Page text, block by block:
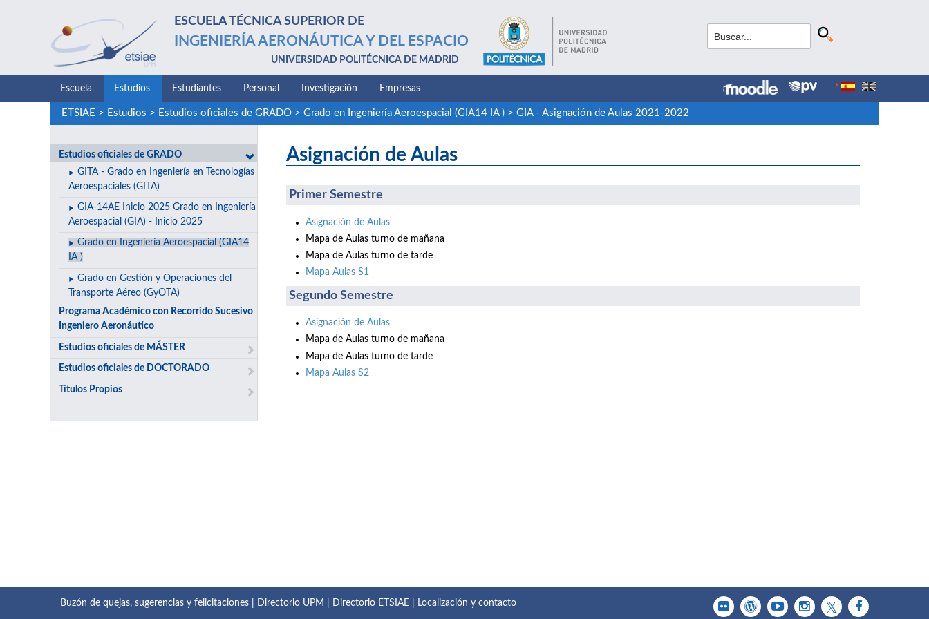
ESCUELA TÉCNICA SUPERIOR DE
INGENIERÍA AERONÁUTICA Y DEL ESPACIO
UNIVERSIDAD POLITÉCNICA DE MADRID
Escuela Estudios Estudiantes Personal Investigación Empresas
ETSIAE > Estudios > Estudios oficiales de GRADO> Grado en Ingeniería Aeroespacial (GIA14 IA )> GIA - Asignación de Aulas 2021-2022
Estudios oficiales de GRADO
GITA - Grado en Ingeniería en Tecnologías
Aeroespaciales (GITA)
GIA-14AE Inicio 2025 Grado en Ingeniería
Aeroespacial (GIA) - Inicio 2025
Grado en Ingeniería Aeroespacial (GIA14
IA )
Grado en Gestión y Operaciones del
Transporte Aéreo (GyOTA)
Programa Académico con Recorrido Sucesivo
Ingeniero Aeronáutico
Estudios oficiales de MÁSTER
Estudios oficiales de DOCTORADO
Títulos Propios
Asignación de Aulas
Primer Semestre
Asignación de Aulas
Mapa de Aulas turno de mañana
Mapa de Aulas turno de tarde
Mapa Aulas S1
Segundo Semestre
Asignación de Aulas
Mapa de Aulas turno de mañana
Mapa de Aulas turno de tarde
Mapa Aulas S2
Buzón de quejas, sugerencias y felicitaciones Directorio UPM Directorio ETSIAE Localización y contacto